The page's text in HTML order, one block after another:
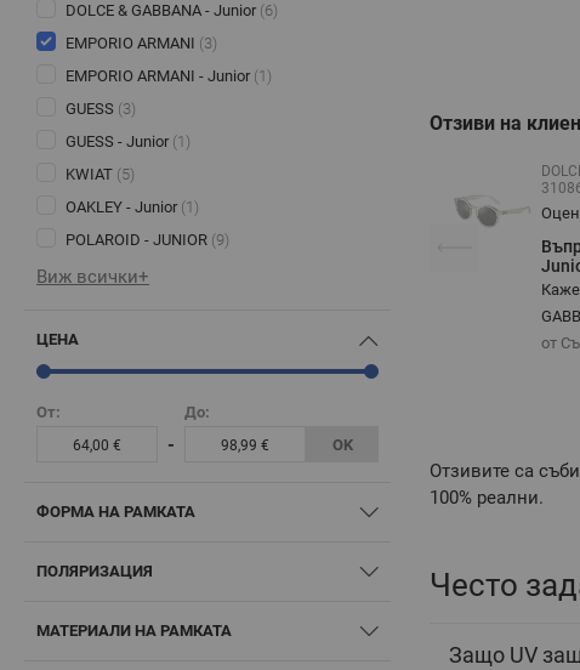
DOLCE & GABBANA - Junior (6)
EMPORIO ARMANI (3)
EMPORIO ARMANI - Junior (1)
GUESS (3)
GUESS - Junior (1)
KWIAT (5)
OAKLEY - Junior (1)
POLAROID - JUNIOR (9)
Виж всички+
ЦЕНА
От:
64,00 € -
До:
98,99 € OK
ФОРМА НА РАМКАТА
ПОЛЯРИЗАЦИЯ
МАТЕРИАЛИ НА РАМКАТА
Отзиви на
от
Отзивите са
100% реални.
Често
Защо UV